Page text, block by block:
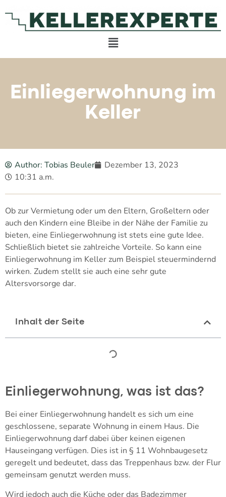
Einliegerwohnung im
Keller
Author: Tobias Beuler
Dezember 13, 2023
10:31 a.m.
Ob zur Vermietung oder um den Eltern, Großeltern oder
auch den Kindern eine Bleibe in der Nähe der Familie zu
bieten, eine Einliegerwohnung ist stets eine gute Idee.
Schließlich bietet sie zahlreiche Vorteile. So kann eine
Einliegerwohnung im Keller zum Beispiel steuermindernd
wirken. Zudem stellt sie auch eine sehr gute
Altersvorsorge dar.
Inhalt der Seite
Einliegerwohnung, was ist das?
Bei einer Einliegerwohnung handelt es sich um eine
geschlossene, separate Wohnung in einem Haus. Die
Einliegerwohnung darf dabei über keinen eigenen
Hauseingang verfügen. Dies ist in § 11 Wohnbaugesetz
geregelt und bedeutet, dass das Treppenhaus bzw. der Flur
gemeinsam genutzt werden muss.
Wird jedoch auch die Küche oder das Badezimmer